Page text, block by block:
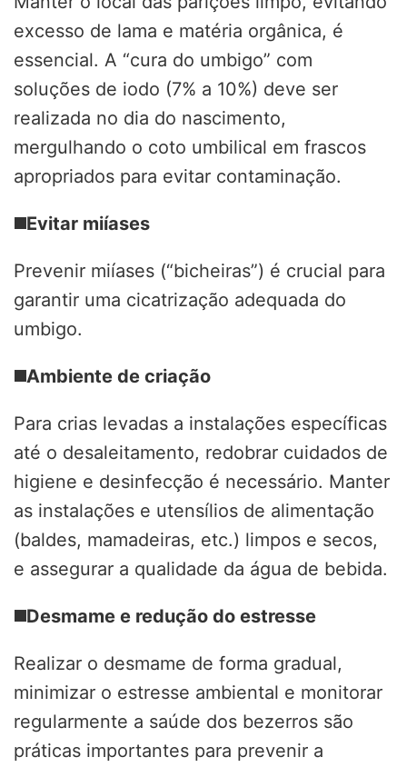
excesso de lama e matéria orgânica, é
essencial. A “cura do umbigo” com
soluções de iodo (7% a 10%) deve ser
realizada no dia do nascimento,
mergulhando o coto umbilical em frascos
apropriados para evitar contaminação.
◼️Evitar miíases
Prevenir miíases (“bicheiras”) é crucial para
garantir uma cicatrização adequada do
umbigo.
◼️Ambiente de criação
Para crias levadas a instalações específicas
até o desaleitamento, redobrar cuidados de
higiene e desinfecção é necessário. Manter
as instalações e utensílios de alimentação
(baldes, mamadeiras, etc.) limpos e secos,
e assegurar a qualidade da água de bebida.
◼️Desmame e redução do estresse
Realizar o desmame de forma gradual,
minimizar o estresse ambiental e monitorar
regularmente a saúde dos bezerros são
práticas importantes para prevenir a